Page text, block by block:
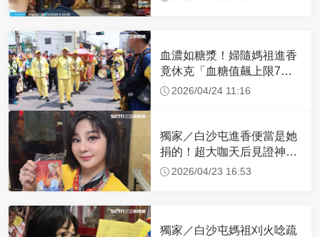
血濃如糖漿！婦隨媽祖進香
竟休克「血糖值飆上限7
倍」 醫曝原因
2026/04/24 11:16
獨家／白沙屯進香便當是她
捐的！超大咖天后見證神
蹟 一靠近媽祖就爆哭
2026/04/23 16:53
獨家／白沙屯媽祖刈火唸疏